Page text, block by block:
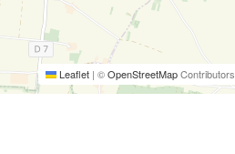
Leaflet | ©OpenStreetMapContributors